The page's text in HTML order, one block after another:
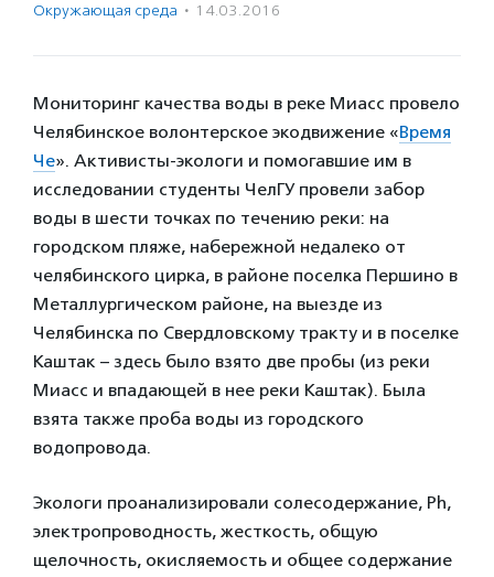
Окружающая среда · 14.03.2016
Мониторинг качества воды в реке Миасс провело
Челябинское волонтерское экодвижение «Время
Че». Активисты-экологи и помогавшие им в
исследовании студенты ЧелГУ провели забор
воды в шести точках по течению реки: на
городском пляже, набережной недалеко от
челябинского цирка, в районе поселка Першино в
Металлургическом районе, на выезде из
Челябинска по Свердловскому тракту и в поселке
Каштак – здесь было взято две пробы (из реки
Миасс и впадающей в нее реки Каштак). Была
взята также проба воды из городского
водопровода.
Экологи проанализировали солесодержание, Ph,
электропроводность, жесткость, общую
щелочность, окисляемость и общее содержание